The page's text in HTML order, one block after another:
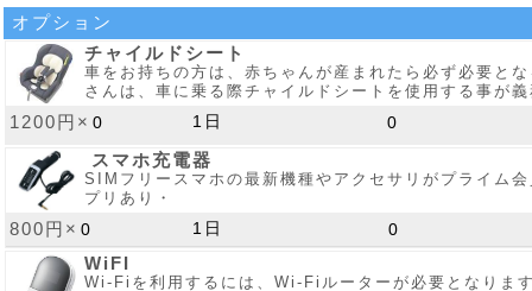
オプション
チャイルドシート
車をお持ちの方は、赤ちゃんが産まれたら必ず必要と
さんは、車に乗る際チャイルドシートを使用する事が
1200円×
スマホ充電器
SIMフリースマホの最新機種やアクセサリがプライム
プリあり・
800円×
WiFI
Wi-Fiを利用するには、Wi-Fiルーターが必要となりま